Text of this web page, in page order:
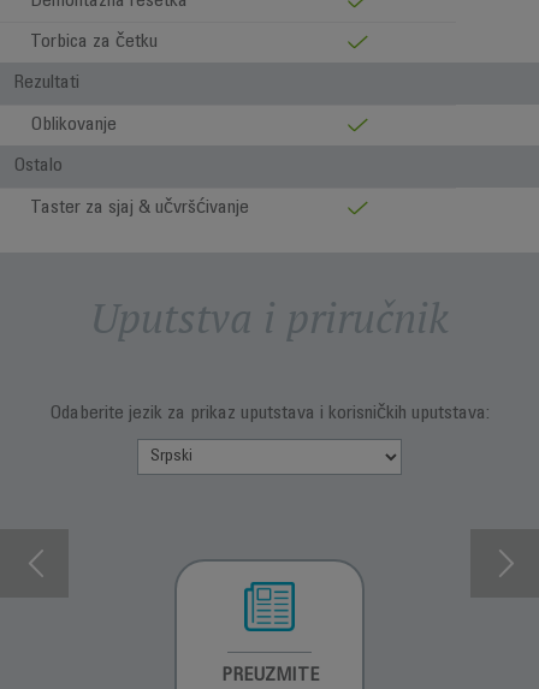
Torbica za četku
Rezultati
Oblikovanje
Ostalo
Taster za sjaj & učvršćivanje
Uputstva i priručnik
Odaberite jezik za prikaz uputstava i korisničkih uputstava:
PREUZMITE